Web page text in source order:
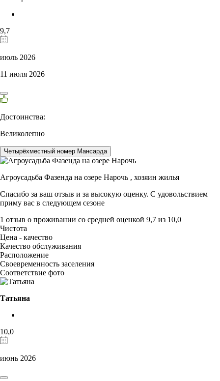
9,7
июль 2026
11 июля 2026
Достоинства:
Великолепно
Четырёхместный номер Мансарда
Агроусадьба Фазенда на озере Нарочь , хозяин жилья
Спасибо за ваш отзыв и за высокую оценку. С удовольствием
приму вас в следующем сезоне
1 отзыв о проживании со средней оценкой 9,7 из 10,0
Чистота
Цена - качество
Качество обслуживания
Расположение
Своевременность заселения
Соответствие фото
Татьяна
10,0
июнь 2026